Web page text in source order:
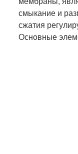
смыкание и
сжатия
Основные